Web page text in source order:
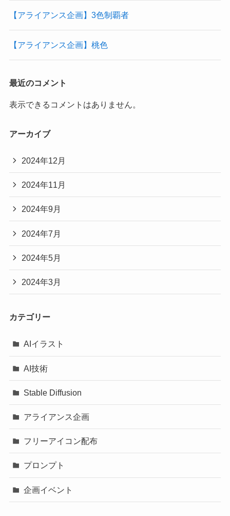
【アライアンス企画】3色制覇者
【アライアンス企画】桃色
最近のコメント
表示できるコメントはありません。
アーカイブ
2024年12月
2024年11月
2024年9月
2024年7月
2024年5月
2024年3月
カテゴリー
AIイラスト
AI技術
Stable Diffusion
アライアンス企画
フリーアイコン配布
プロンプト
企画イベント